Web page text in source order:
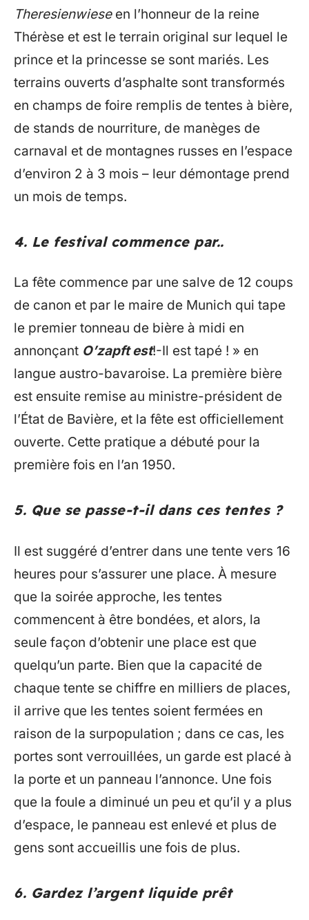
Theresienwieseen l’honneur de la reine
Thérèse et est le terrain original sur lequel le
prince et la princesse se sont mariés. Les
terrains ouverts d’asphalte sont transformés
en champs de foire remplis de tentes à bière,
de stands de nourriture, de manèges de
carnaval et de montagnes russes en l’espace
d’environ 2 à 3 mois – leur démontage prend
un mois de temps.
4. Le festival commence par..
La fête commence par une salve de 12 coups
de canon et par le maire de Munich qui tape
le premier tonneau de bière à midi en
annonçant O’zapft est!-Il est tapé ! » en
langue austro-bavaroise. La première bière
est ensuite remise au ministre-président de
l’État de Bavière, et la fête est officiellement
ouverte. Cette pratique a débuté pour la
première fois en l’an 1950.
5. Que se passe-t-il dans ces tentes ?
Il est suggéré d’entrer dans une tente vers 16
heures pour s’assurer une place. À mesure
que la soirée approche, les tentes
commencent à être bondées, et alors, la
seule façon d’obtenir une place est que
quelqu’un parte. Bien que la capacité de
chaque tente se chiffre en milliers de places,
il arrive que les tentes soient fermées en
raison de la surpopulation ; dans ce cas, les
portes sont verrouillées, un garde est placé à
la porte et un panneau l’annonce. Une fois
que la foule a diminué un peu et qu’il y a plus
d’espace, le panneau est enlevé et plus de
gens sont accueillis une fois de plus.
6. Gardez l’argent liquide prêt